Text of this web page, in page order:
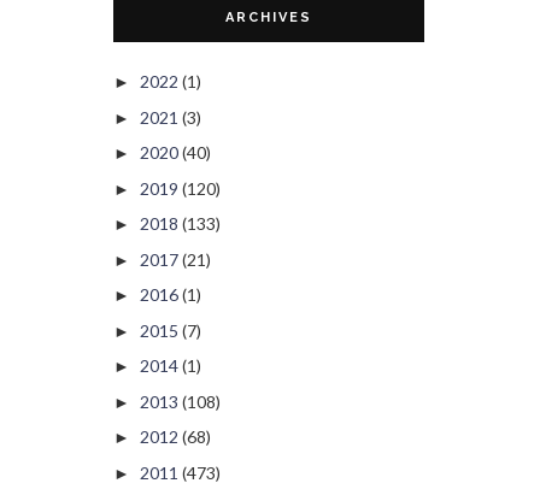
ARCHIVES
► 2022 (1)
► 2021 (3)
► 2020(40)
► 2019 (120)
► 2018 (133)
► 2017(21)
► 2016(1)
► 2015 (7)
► 2014(1)
► 2013 (108)
► 2012 (68)
► 2011 (473)